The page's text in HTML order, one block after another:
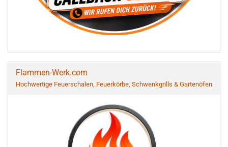
Flammen-Werk.com
Hochwertige Feuerschalen, Feuerkörbe, Schwenkgrills & Gartenöfen